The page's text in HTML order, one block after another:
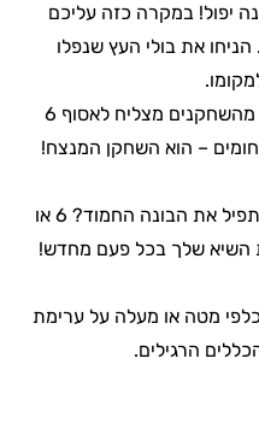
יפול! במקרה כזה עליכם
את בולי העץ שנפלו
המנצח: המשחק מסתיים כשאחד מהשחקנים מצליח לאסוף 6
כמה בולי עץ תוכלו לדחוף לפני שתפיל את הבונה החמוד? 6 או
מטה או מעלה על ערימת
הרגילים.